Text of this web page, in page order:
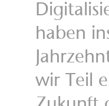
haben
wir Teil